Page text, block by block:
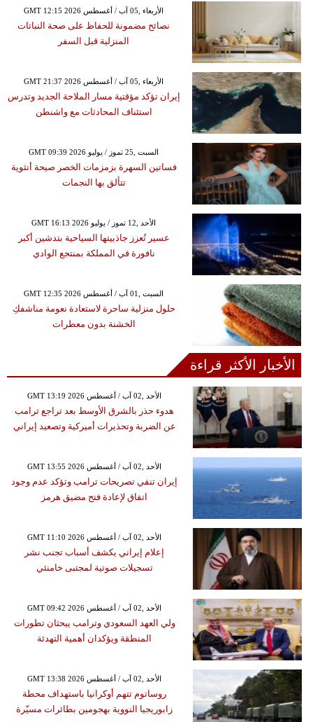
GMT 12:15 2026 الأربعاء ,05 آب / أغسطس
نصائح مضمونة للحفاظ على صحة النباتات
المنزلية قبل السفر
GMT 21:37 2026 الأربعاء ,05 آب / أغسطس
إيران تؤكد مؤقتية مسار الملاحة الجديد وتدرس
استئناف المحادثات مع واشنطن
GMT 09:39 2026 السبت ,25 تموز / يوليو
فساتين السهرة بزمزمات الخصر صيحة أنثوية
تتألق بها النجمات
GMT 16:13 2026 الأحد ,12 تموز / يوليو
عسير تُعزز جاذبيتها السياحية بتدشين أكبر
نافورة في المملكة بمنتجع الوادي
GMT 12:35 2026 السبت ,01 آب / أغسطس
حلول منزلية ساحرة لاستعادة نعومة مناشفكِ
الخشنة بدون معطرات
الأخبار الأكثر قراءة
GMT 13:19 2026 الأحد ,02 آب / أغسطس
هدوء حذر بالشرق الأوسط بعد تراجع ترامب
عن الضربة وتحذيرات أميركية وتصعيد إيراني
GMT 13:55 2026 الأحد ,02 آب / أغسطس
إيران تنفي تصريحات ترامب وتؤكد عدم وجود
اتفاق لإعادة فتح مضيق هرمز
GMT 11:10 2026 الأحد ,02 آب / أغسطس
إعلام إيراني يكشف أسباب تجنب نشر
تسجيلات صوتية لمجتبى خامنئي
GMT 09:42 2026 الأحد ,02 آب / أغسطس
ولي العهد السعودي وترامب يبحثان تطورات
المنطقة ويؤكدان أهمية التهدئة
GMT 13:38 2026 الأحد ,02 آب / أغسطس
روساتوم تتهم أوكرانيا باستهداف محطة
زابوريجيا النووية بهجومين بطائرات مسيّرة